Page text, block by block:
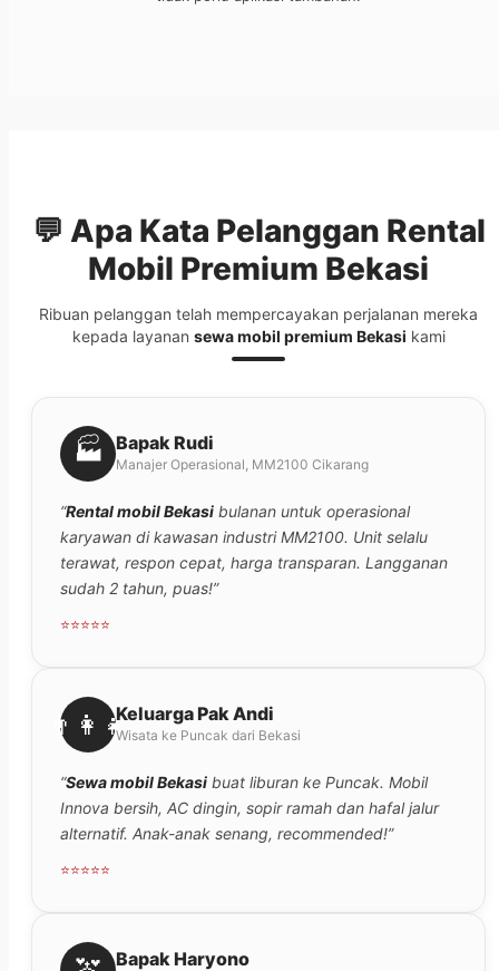
💬 Apa Kata Pelanggan Rental
Mobil Premium Bekasi
Ribuan pelanggan telah mempercayakan perjalanan mereka
kepada layanan sewa mobil premium Bekasi kami
🏭 Bapak Rudi
Manajer Operasional, MM2100 Cikarang
“Rental mobil Bekasi bulanan untuk operasional
karyawan di kawasan industri MM2100. Unit selalu
terawat, respon cepat, harga transparan. Langganan
sudah 2 tahun, puas!”
⭐⭐⭐⭐⭐
👨‍👩‍👧Keluarga Pak Andi
Wisata ke Puncak dari Bekasi
“Sewa mobil Bekasi buat liburan ke Puncak. Mobil
Innova bersih, AC dingin, sopir ramah dan hafal jalur
alternatif. Anak-anak senang, recommended!”
⭐⭐⭐⭐⭐
Bapak Haryono